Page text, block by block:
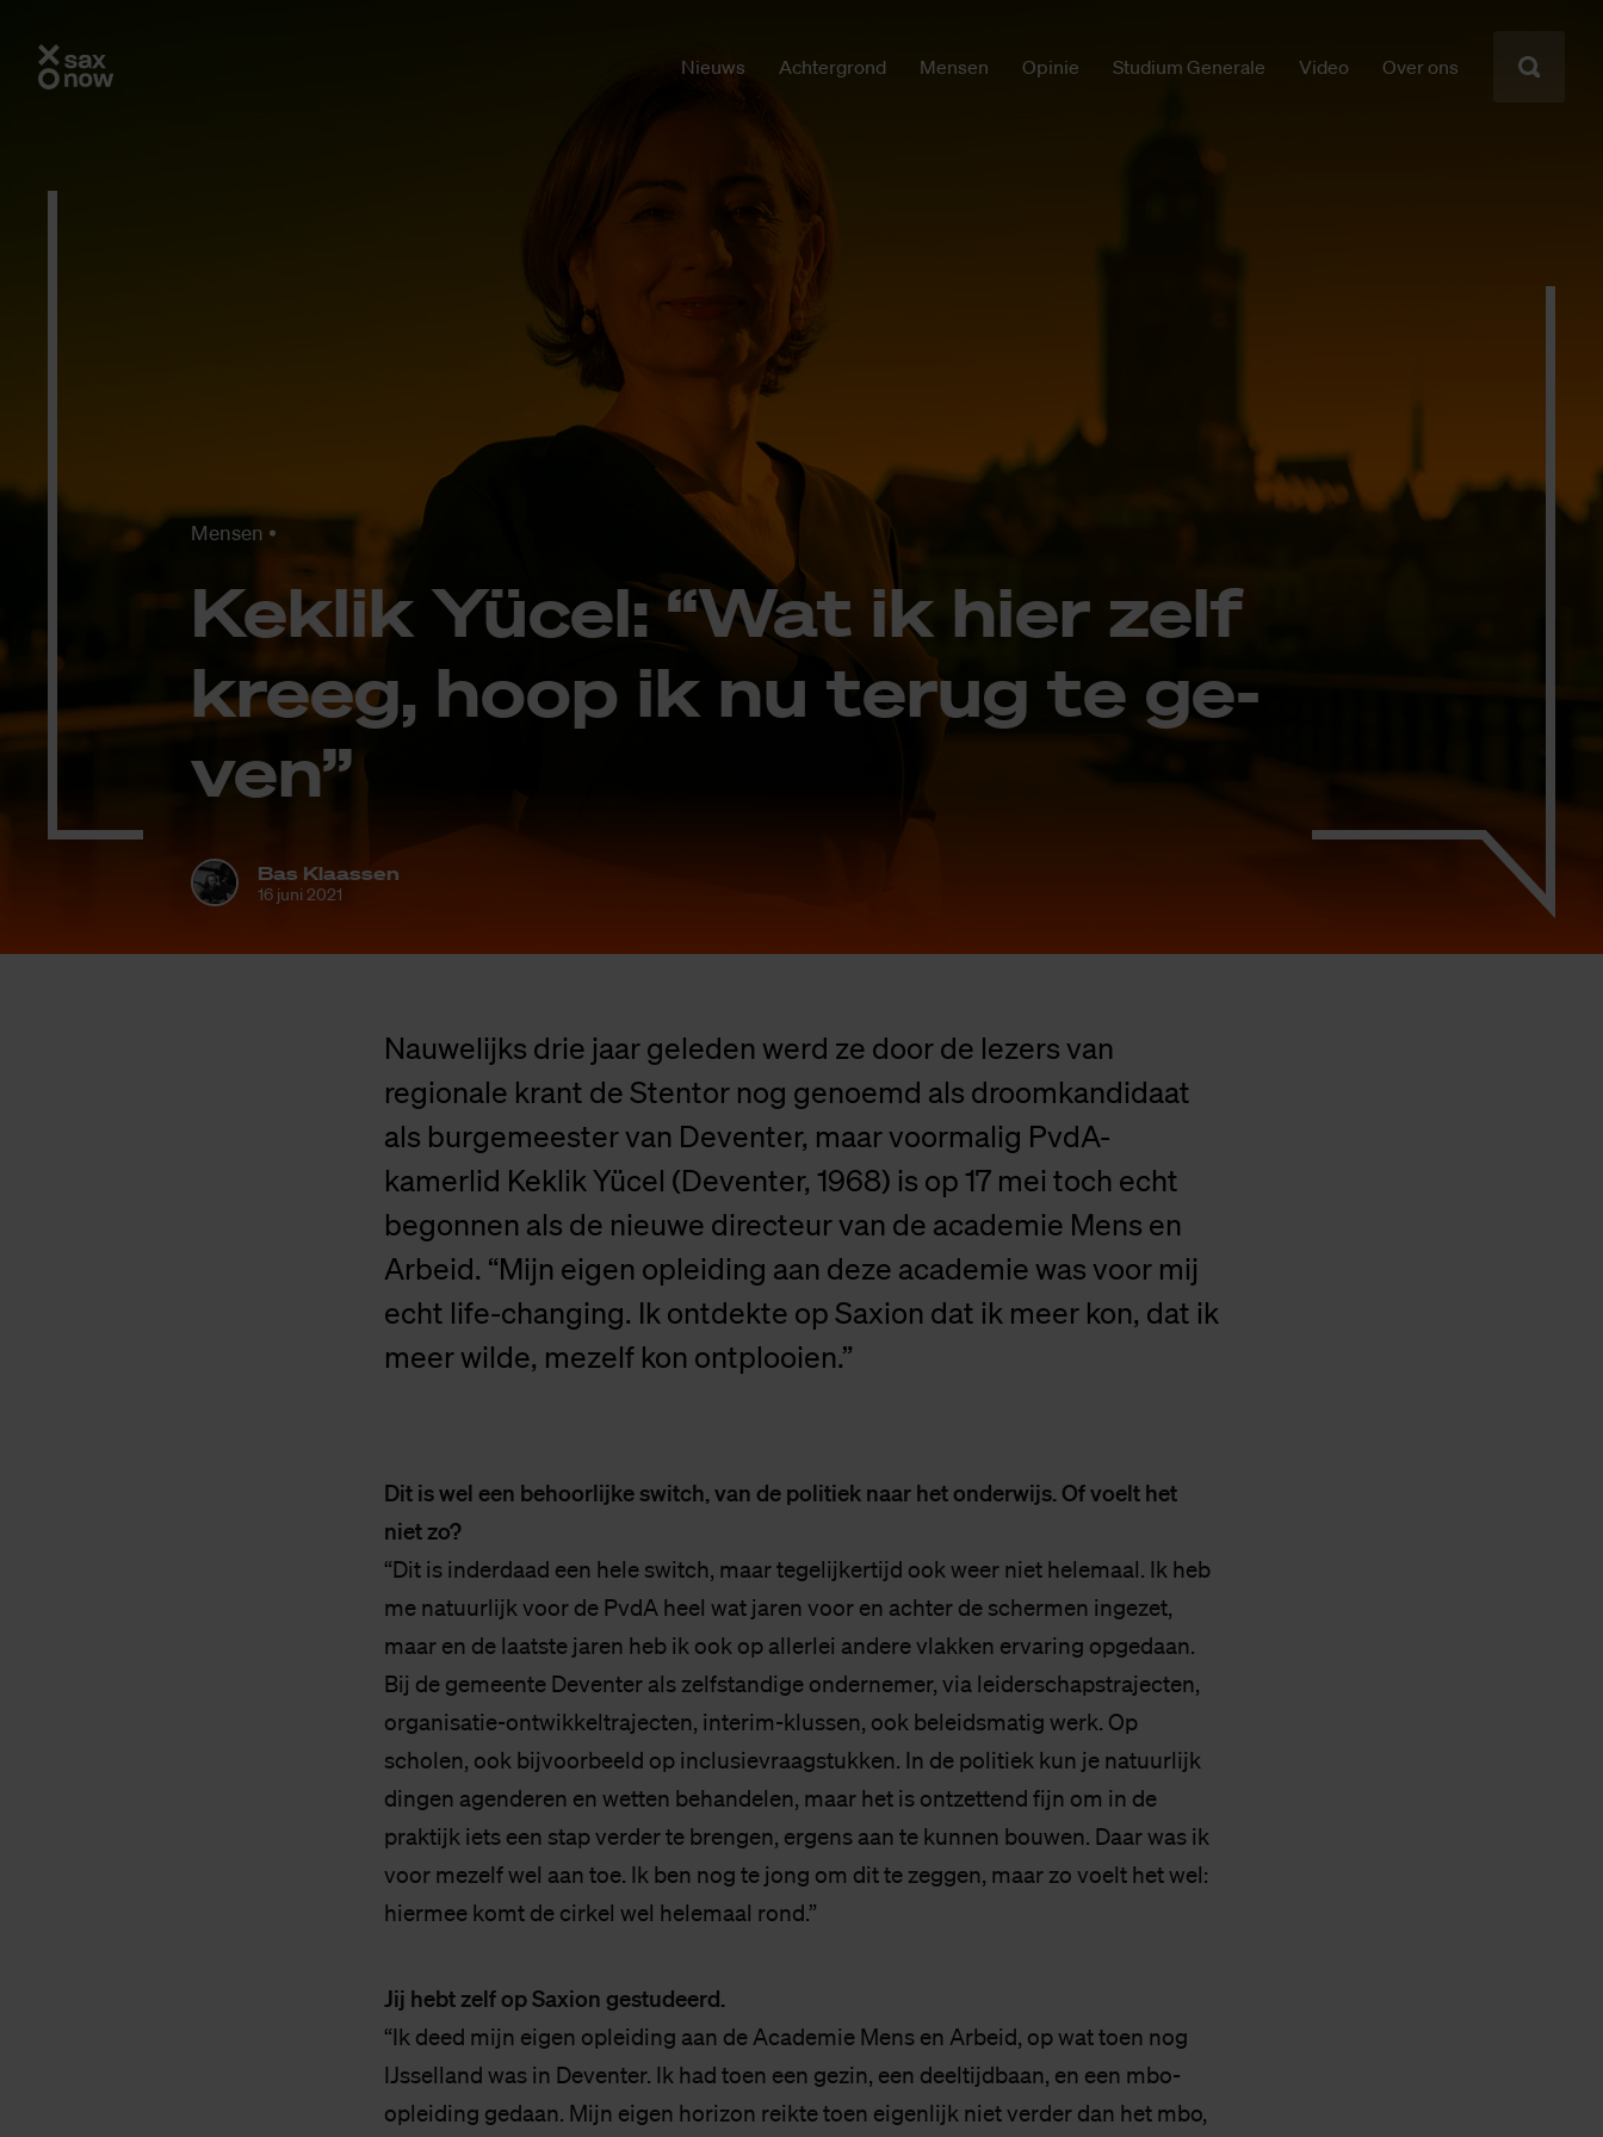
Nieuws Achtergrond Mensen Opinie Studium Generale Video Over ons
Mensen
Ke­klik Yü­cel: “Wat ik hier zelf
kreeg, hoop ik nu te­rug te ge­
ven”
Bas Klaassen
16 juni 2021
Nauwelijks drie jaar geleden werd ze door de lezers van
regionale krant de Stentor nog genoemd als droomkandidaat
als burgemeester van Deventer, maar voormalig PvdA-
kamerlid Keklik Yücel (Deventer, 1968) is op 17 mei toch echt
begonnen als de nieuwe directeur van de academie Mens en
Arbeid. “Mijn eigen opleiding aan deze academie was voor mij
echt life-changing. Ik ontdekte op Saxion dat ik meer kon, dat ik
meer wilde, mezelf kon ontplooien.”
Dit is wel een behoorlijke switch, van de politiek naar het onderwijs. Of voelt het
niet zo?
“Dit is inderdaad een hele switch, maar tegelijkertijd ook weer niet helemaal. Ik heb
me natuurlijk voor de PvdA heel wat jaren voor en achter de schermen ingezet,
maar en de laatste jaren heb ik ook op allerlei andere vlakken ervaring opgedaan.
Bij de gemeente Deventer als zelfstandige ondernemer, via leiderschapstrajecten,
organisatie-ontwikkeltrajecten, interim-klussen, ook beleidsmatig werk. Op
scholen, ook bijvoorbeeld op inclusievraagstukken. In de politiek kun je natuurlijk
dingen agenderen en wetten behandelen, maar het is ontzettend fijn om in de
praktijk iets een stap verder te brengen, ergens aan te kunnen bouwen. Daar was ik
voor mezelf wel aan toe. Ik ben nog te jong om dit te zeggen, maar zo voelt het wel:
hiermee komt de cirkel wel helemaal rond.”
Jij hebt zelf op Saxion gestudeerd.
“Ik deed mijn eigen opleiding aan de Academie Mens en Arbeid, op wat toen nog
IJsselland was in Deventer. Ik had toen een gezin, een deeltijdbaan, en een mbo-
opleiding gedaan. Mijn eigen horizon reikte toen eigenlijk niet verder dan het mbo,